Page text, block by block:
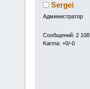
Sergei
Администратор
Сообщений: 2 108
Karma: +0/-0